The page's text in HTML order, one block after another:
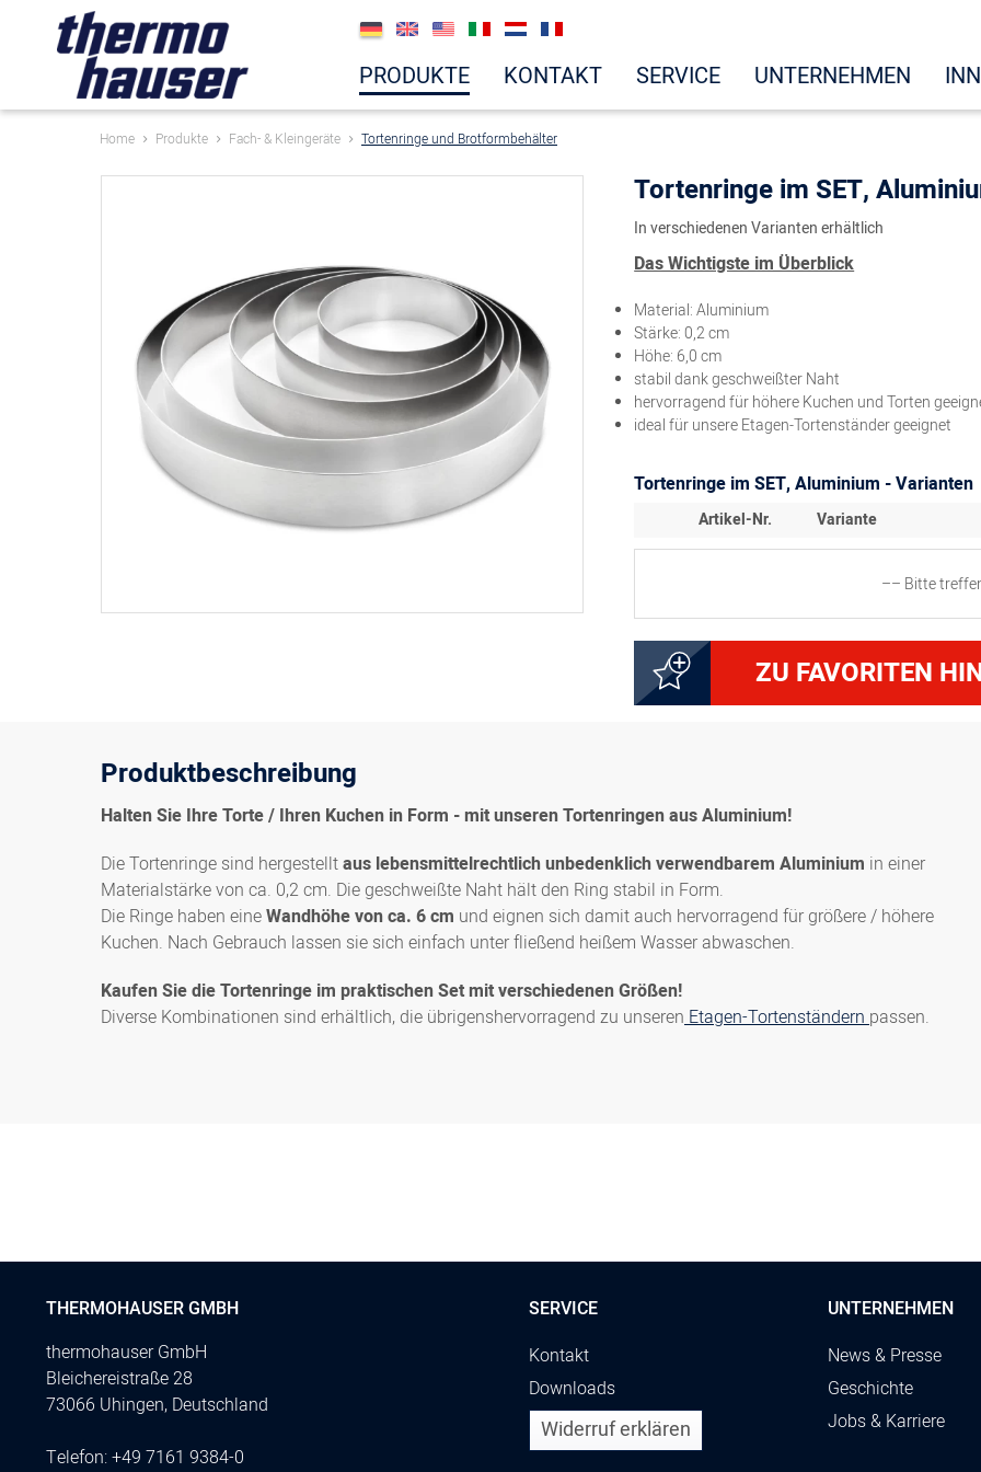
PRODUKTE KONTAKT SERVICE UNTERNEHMEN
Home Produkte Fach- & Kleingeräte Tortenringe und Brotformbehälter
Tortenringe im SET,
In verschiedenen Varianten erhältlich
Das Wichtigste im Überblick
Material: Aluminium
Stärke: 0,2 cm
Höhe: 6,0 cm
stabil dank geschweißter Naht
hervorragend für höhere Kuchen und Torten
ideal für unsere Etagen-Tortenständer geeignet
Tortenringe im SET, Aluminium - Varianten
Artikel-Nr. Variante
–– Bitte
8300010871
Tortenringe-Set, 9-teilig
cm)
8300010874 Tortenringe-Set, 6-teilig
8300010875 Tortenringe-Set, 5-teilig
ZU FAVORITEN
Produktbeschreibung
Halten Sie Ihre Torte / Ihren Kuchen in Form - mit unseren Tortenringen aus Aluminium!
Die Tortenringe sind hergestelltaus lebensmittelrechtlich unbedenklich verwendbarem Aluminium in einer
Materialstärke von ca. 0,2 cm. Die geschweißte Naht hält den Ring stabil in Form.
Die Ringe haben eineWandhöhe von ca. 6 cm und eignen sich damit auch hervorragend für größere / höhere
Kuchen. Nach Gebrauch lassen sie sich einfach unter fließend heißem Wasser abwaschen.
Kaufen Sie die Tortenringe im praktischen Set mit verschiedenen Größen!
Diverse Kombinationen sind erhältlich, die übrigenshervorragend zu unserenEtagen-Tortenständernpassen.
THERMOHAUSER GMBH
thermohauser GmbH
Bleichereistraße 28
73066 Uhingen, Deutschland
Telefon:+49 7161 9384-0
SERVICE
Kontakt
Downloads
Widerruf erklären
UNTERNEHMEN
News & Presse
Geschichte
Jobs & Karriere